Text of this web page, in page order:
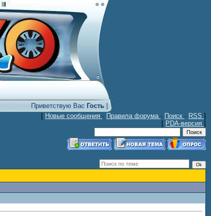
Приветствую Вас Гость|
[ Новые сообщения · Правила форума · Поиск · RSS ]
[ PDA-версия ]